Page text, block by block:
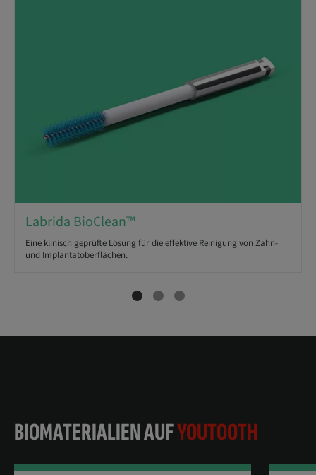
Labrida BioClean™
Eine klinisch geprüfte Lösung für die effektive Reinigung von Zahn-
und Implantatoberflächen.
BIOMATERIALIEN AUFYOUTOOTH